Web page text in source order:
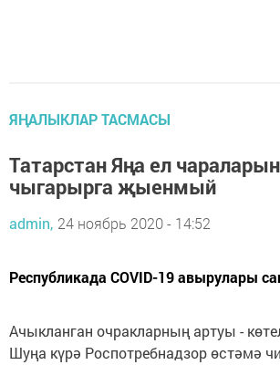
ЯҢАЛЫКЛАР ТАСМАСЫ
Татарстан Яңа ел
чыгарырга җыенмый
admin, 24 ноябрь 2020 - 14:52
Республикада COVID-19 авырулары
Ачыкланган очракларның артуы -
Шуңа күрә Роспотребнадзор өстәмә